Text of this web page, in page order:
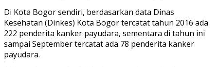
Di Kota Bogor sendiri, berdasarkan data Dinas
Kesehatan (Dinkes) Kota Bogor tercatat tahun 2016 ada
222 penderita kanker payudara, sementara di tahun ini
sampai September tercatat ada 78 penderita kanker
payudara.